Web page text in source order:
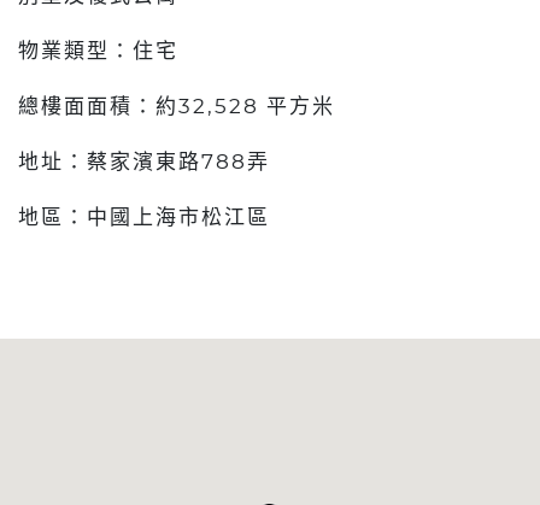
物業類型：住宅
總樓面面積：約32,528 平方米
地址：蔡家濱東路788弄
地區：中國上海市松江區